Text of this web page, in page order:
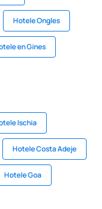
Hotele Ongles
en Gines
Ischia
Hotele Costa Adeje
Hotele Goa